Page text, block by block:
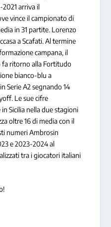
arriva il
vince il campionato di
in 31 partite. Lorenzo
a Scafati. Al termine
campana, il
fa ritorno alla Fortitudo
bianco-blu a
Serie A2 segnando 14
Le sue cifre
Sicilia nella due stagioni
oltre 16 di media con il
numeri Ambrosin
e 2023-2024 al
tra i giocatori italiani